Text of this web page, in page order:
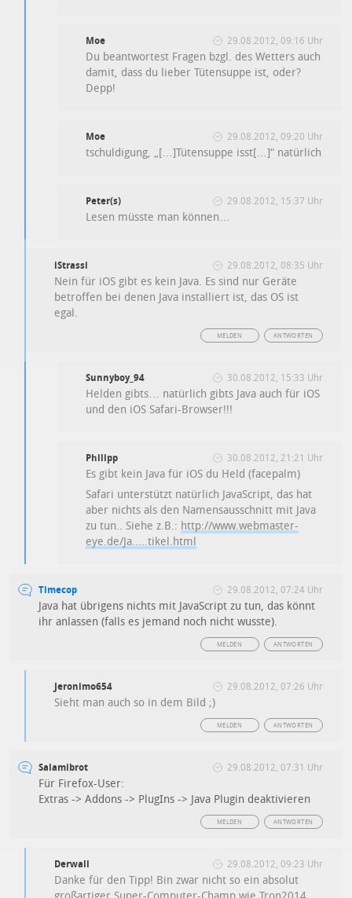
Moe 29.08.2012, 09:16 Uhr
Du beantwortest Fragen bzgl. des Wetters auch
damit, dass du lieber Tütensuppe ist, oder?
Depp!
Moe 29.08.2012, 09:20 Uhr
tschuldigung, „[…]Tütensuppe isst[…]“ natürlich
Peter(s) 29.08.2012, 15:37 Uhr
Lesen müsste man können…
iStrassi 29.08.2012, 08:35 Uhr
Nein für iOS gibt es kein Java. Es sind nur Geräte
betroffen bei denen Java installiert ist, das OS ist
egal.
ANTWORTEN
MELDEN
Sunnyboy_94 30.08.2012, 15:33 Uhr
Helden gibts… natürlich gibts Java auch für iOS
und den iOS Safari-Browser!!!
Philipp 30.08.2012, 21:21 Uhr
Es gibt kein Java für iOS du Held (facepalm)
Safari unterstützt natürlich JavaScript, das hat
aber nichts als den Namensausschnitt mit Java
zu tun.. Siehe z.B.: http://www.webmaster-
eye.de/Ja.....tikel.html
Timecop 29.08.2012, 07:24 Uhr
Java hat übrigens nichts mit JavaScript zu tun, das könnt
ihr anlassen (falls es jemand noch nicht wusste).
ANTWORTEN
MELDEN
Jeronimo654 29.08.2012, 07:26 Uhr
Sieht man auch so in dem Bild ;)
ANTWORTEN
MELDEN
Salamibrot 29.08.2012, 07:31 Uhr
Für Firefox-User:
Extras -> Addons -> PlugIns -> Java Plugin deaktivieren
ANTWORTEN
MELDEN
Derwall 29.08.2012, 09:23 Uhr
Danke für den Tipp! Bin zwar nicht so ein absolut